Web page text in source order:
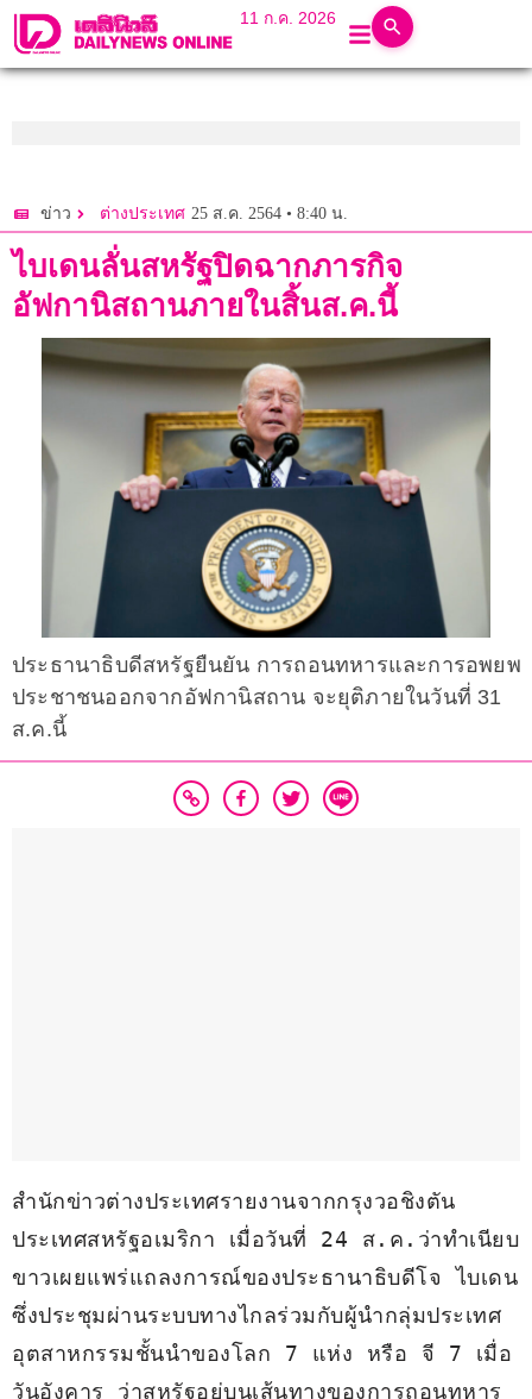
11 ก.ค. 2026
ข่าว ต่างประเทศ 25 ส.ค. 2564 • 8:40 น.
ไบเดนลั่นสหรัฐปิดฉากภารกิจ
อัฟกานิสถานภายในสิ้นส.ค.นี้
ประธานาธิบดีสหรัฐยืนยัน การถอนทหารและการอพยพ
ประชาชนออกจากอัฟกานิสถาน จะยุติภายในวันที่ 31
ส.ค.นี้
สำนักข่าวต่างประเทศรายงานจากกรุงวอชิงตัน
ประเทศสหรัฐอเมริกา เมื่อวันที่ 24 ส.ค.ว่าทำเนียบ
ขาวเผยแพร่แถลงการณ์ของประธานาธิบดีโจ ไบเดน
ซึ่งประชุมผ่านระบบทางไกลร่วมกับผู้นำกลุ่มประเทศ
อุตสาหกรรมชั้นนำของโลก 7 แห่ง หรือ จี 7 เมื่อ
วันอังคาร ว่าสหรัฐอยู่บนเส้นทางของการถอนทหาร